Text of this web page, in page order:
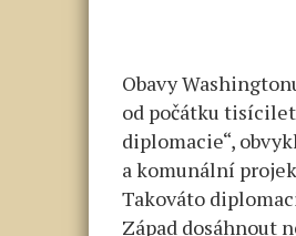
Obavy
od počátku
diplomacie“,
a komunální
Takováto
Západ dosáhnout